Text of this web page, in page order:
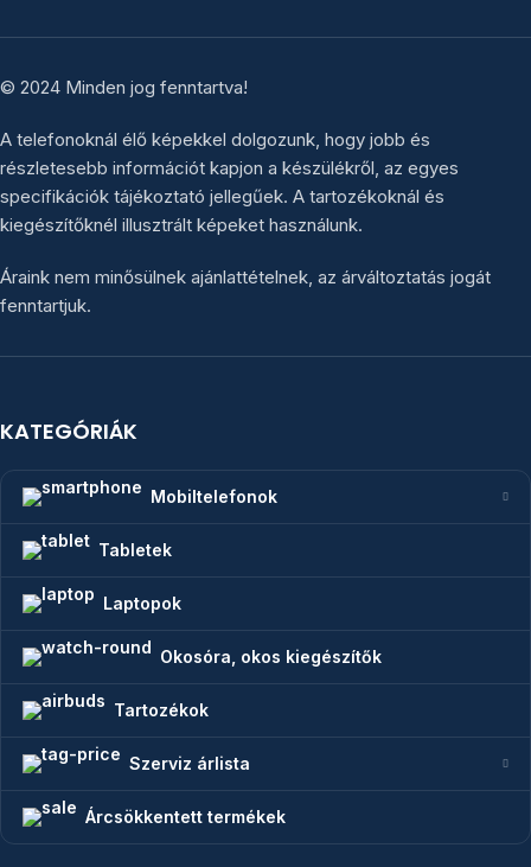
© 2024 Minden jog fenntartva!
A telefonoknál élő képekkel dolgozunk, hogy jobb és
részletesebb információt kapjon a készülékről, az egyes
specifikációk tájékoztató jellegűek. A tartozékoknál és
kiegészítőknél illusztrált képeket használunk.
Áraink nem minősülnek ajánlattételnek, az árváltoztatás jogát
fenntartjuk.
KATEGÓRIÁK
Mobiltelefonok
Tabletek
Laptopok
Okosóra, okos kiegészítők
Tartozékok
Szerviz árlista
Árcsökkentett termékek